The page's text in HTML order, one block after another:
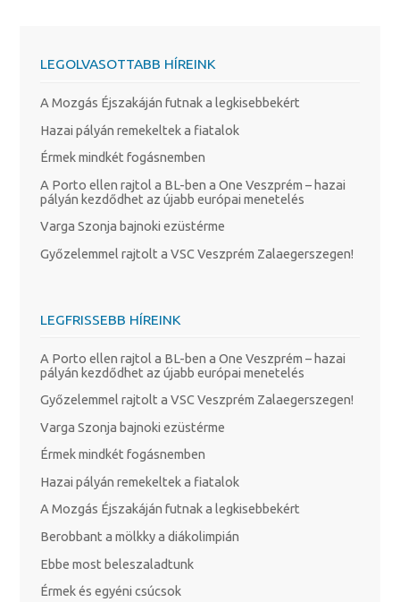
LEGOLVASOTTABB HÍREINK
A Mozgás Éjszakáján futnak a legkisebbekért
Hazai pályán remekeltek a fiatalok
Érmek mindkét fogásnemben
A Porto ellen rajtol a BL-ben a One Veszprém – hazai
pályán kezdődhet az újabb európai menetelés
Varga Szonja bajnoki ezüstérme
Győzelemmel rajtolt a VSC Veszprém Zalaegerszegen!
LEGFRISSEBB HÍREINK
A Porto ellen rajtol a BL-ben a One Veszprém – hazai
pályán kezdődhet az újabb európai menetelés
Győzelemmel rajtolt a VSC Veszprém Zalaegerszegen!
Varga Szonja bajnoki ezüstérme
Érmek mindkét fogásnemben
Hazai pályán remekeltek a fiatalok
A Mozgás Éjszakáján futnak a legkisebbekért
Berobbant a mölkky a diákolimpián
Ebbe most beleszaladtunk
Érmek és egyéni csúcsok